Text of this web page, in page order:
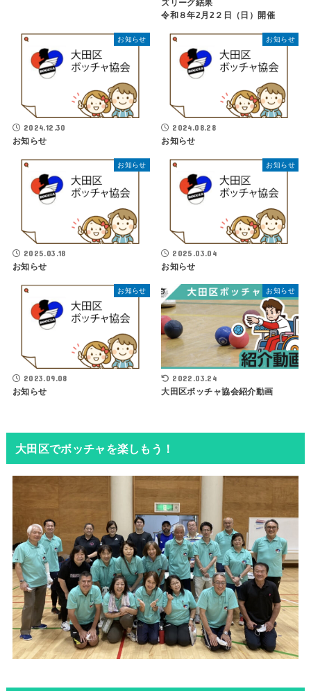
ズリーグ結果
令和８年2月2２日（日）開催
お知らせ
2024.12.30
お知らせ
お知らせ
2024.08.28
お知らせ
お知らせ
2025.03.18
お知らせ
お知らせ
2025.03.04
お知らせ
お知らせ
2023.09.08
お知らせ
お知らせ
2022.03.24
大田区ボッチャ協会紹介動画
大田区でボッチャを楽しもう！